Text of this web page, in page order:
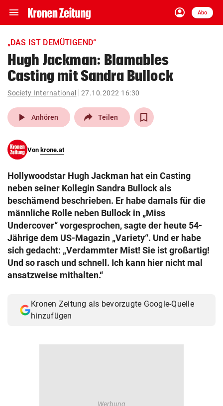
menu Navigation
ein-/ausklappen
account_circle
Anmelden
Abo
close Schließen
account_circle Anmelden
arrow_right
pin_drop
Wien arrow_right
search
eingeben
© Krone Multimedia GmbH & Co KG 2026
Muthgasse 2, 1190 Wien
„DAS IST DEMÜTIGEND“
Hugh Jackman: Blamables
Casting mit Sandra Bullock
Society International 27.10.2022 16:30
play_arrow Anhören Teilen
Von krone.at
Hollywoodstar Hugh Jackman hat ein Casting
neben seiner Kollegin Sandra Bullock als
beschämend beschrieben. Er habe damals für die
männliche Rolle neben Bullock in „Miss
Undercover“ vorgesprochen, sagte der heute 54-
Jährige dem US-Magazin „Variety“. Und er habe
sich gedacht: „Verdammter Mist! Sie ist großartig!
Und so rasch und schnell. Ich kann hier nicht mal
ansatzweise mithalten.“
Kronen Zeitung als bevorzugte Google-Quelle
hinzufügen